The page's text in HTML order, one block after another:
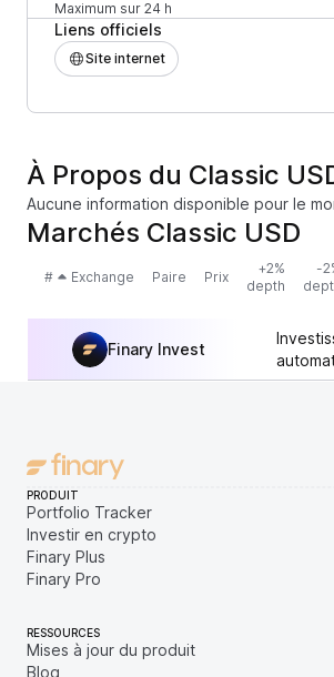
Maximum sur 24 h
Liens officiels
Site internet
À Propos du Classic
Aucune information disponible pour le
Marchés Classic USD
# Exchange Paire Prix
+2%
depth
-
Finary Invest
PRODUIT
Portfolio Tracker
Investir en crypto
Finary Plus
Finary Pro
RESSOURCES
Mises à jour du produit
Blog